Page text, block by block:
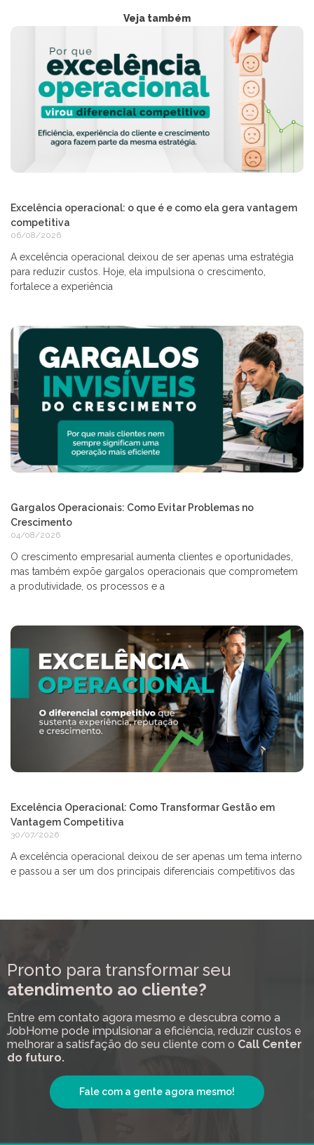
Veja também
Excelência operacional: o que é e como ela gera vantagem
competitiva
06/08/2026
A excelência operacional deixou de ser apenas uma estratégia
para reduzir custos. Hoje, ela impulsiona o crescimento,
fortalece a experiência
Gargalos Operacionais: Como Evitar Problemas no
Crescimento
04/08/2026
O crescimento empresarial aumenta clientes e oportunidades,
mas também expõe gargalos operacionais que comprometem
a produtividade, os processos e a
Excelência Operacional: Como Transformar Gestão em
Vantagem Competitiva
30/07/2026
A excelência operacional deixou de ser apenas um tema interno
e passou a ser um dos principais diferenciais competitivos das
Pronto para transformar seu
atendimento ao cliente?
Entre em contato agora mesmo e descubra como a
JobHome pode impulsionar a eficiência, reduzir custos e
melhorar a satisfação do seu cliente com o Call Center
do futuro.
Fale com a gente agora mesmo!